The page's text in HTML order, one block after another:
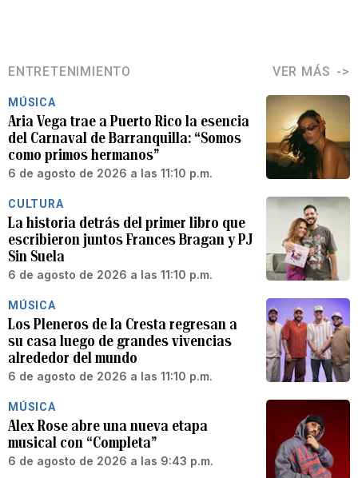
ENTRETENIMIENTO VER MÁS
MÚSICA
Aria Vega trae a Puerto Rico la esencia
del Carnaval de Barranquilla: “Somos
como primos hermanos”
6 de agosto de 2026 a las 11:10 p.m.
CULTURA
La historia detrás del primer libro que
escribieron juntos Frances Bragan y PJ
Sin Suela
6 de agosto de 2026 a las 11:10 p.m.
MÚSICA
Los Pleneros de la Cresta regresan a
su casa luego de grandes vivencias
alrededor del mundo
6 de agosto de 2026 a las 11:10 p.m.
MÚSICA
Alex Rose abre una nueva etapa
musical con “Completa”
6 de agosto de 2026 a las 9:43 p.m.